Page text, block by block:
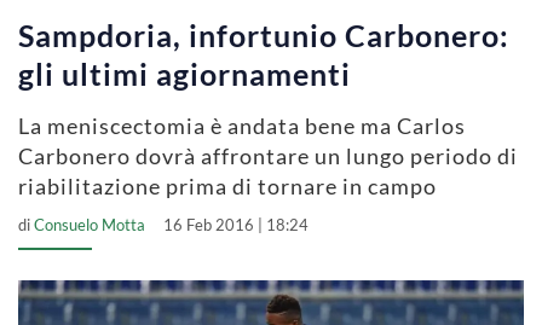
Sampdoria, infortunio Carbonero:
gli ultimi agiornamenti
La meniscectomia è andata bene ma Carlos
Carbonero dovrà affrontare un lungo periodo di
riabilitazione prima di tornare in campo
diConsuelo Motta 16 Feb 2016 | 18:24